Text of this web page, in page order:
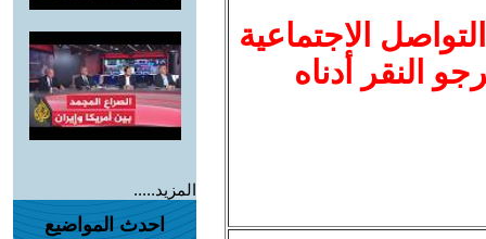
الاجتماعية
النقر أدناه
المزيد.....
احدث المواضيع